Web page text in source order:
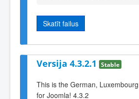
Skatīt failus
Versija 4.3.2.1 Stable
This is the German,
for Joomla! 4.3.2